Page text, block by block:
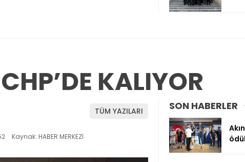
KALIYOR
TÜM YAZILARI
Kaynak: HABER MERKEZİ
SON HABERLER